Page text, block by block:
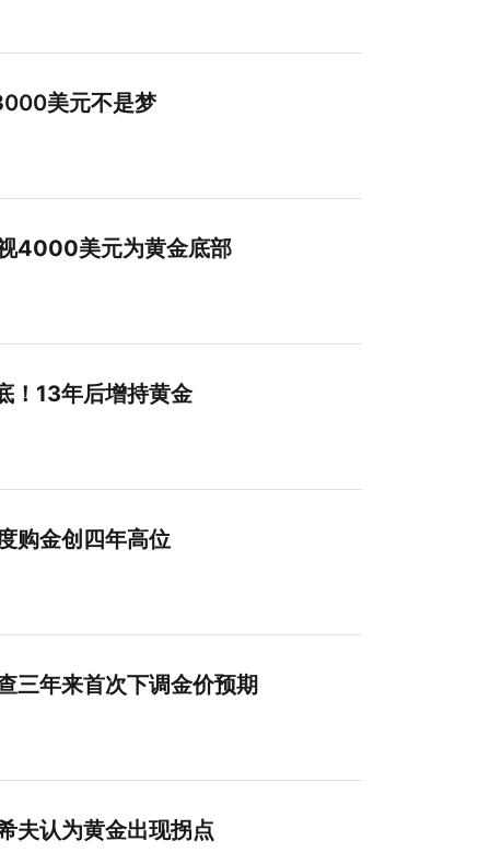
美元不是梦
4000美元为黄金底部
！13年后增持黄金
购金创四年高位
三年来首次下调金价预期
夫认为黄金出现拐点